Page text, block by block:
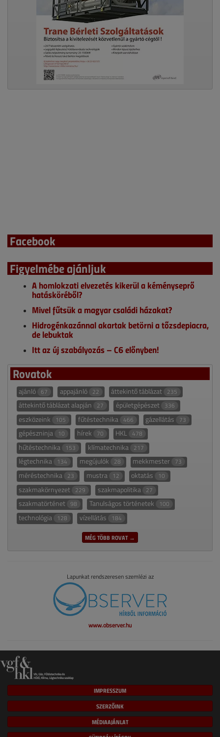
Facebook
Figyelmébe ajánljuk
A homlokzati elvezetés kikerül a kéményseprő
hatásköréből?
Mivel fűtsük a magyar családi házakat?
Hidrogénkazánnal akartak betörni a tőzsdepiacra,
de lebuktak
Itt az új szabályozás – C6 előnyben!
Rovatok
ajánló 67 appajánló 22 áttekintő táblázat 235
áttekintő táblázat alapján 27 épületgépészet 336
eszközeink 105 fűtéstechnika 466 gázellátás 73
gépészninja 10 hírek 70 HKL 478
hűtéstechnika 153 klímatechnika 217
légtechnika 134 megújulók 28 mekkmester 73
méréstechnika 23 mustra 12 oktatás 10
szakmakörnyezet 229 szakmapolitika 27
szakmatörténet 98 Tanulságos történetek 100
technológia 128 vízellátás 184
MÉG TÖBB ROVAT →
Lapunkat rendszeresen szemlézi az
www.observer.hu
IMPRESSZUM
SZERZŐINK
MÉDIAAJÁNLAT